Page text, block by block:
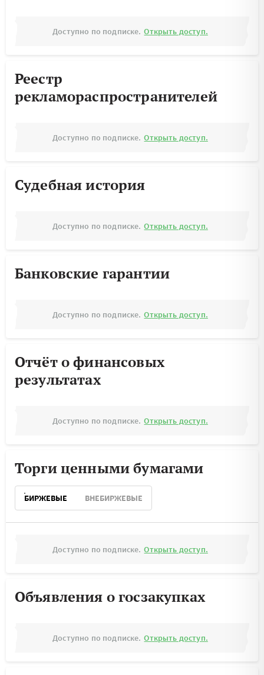
Доступно по подписке. Открыть доступ.
Реестр
рекламораспространителей
Доступно по подписке. Открыть доступ.
Судебная история
Доступно по подписке. Открыть доступ.
Банковские гарантии
Доступно по подписке. Открыть доступ.
Отчёт о финансовых
результатах
Доступно по подписке. Открыть доступ.
Торги ценными бумагами
БИРЖЕВЫЕ ВНЕБИРЖЕВЫЕ
Доступно по подписке. Открыть доступ.
Объявления о госзакупках
Доступно по подписке. Открыть доступ.